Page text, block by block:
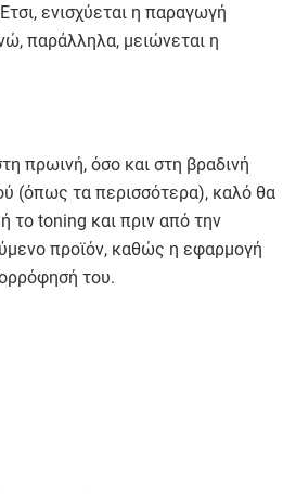
ενισχύεται η παραγωγή
παράλληλα, μειώνεται η
πρωινή, όσο και στη βραδινή
(όπως τα περισσότερα), καλό θα
το toning και πριν από την
προϊόν, καθώς η εφαρμογή
του.